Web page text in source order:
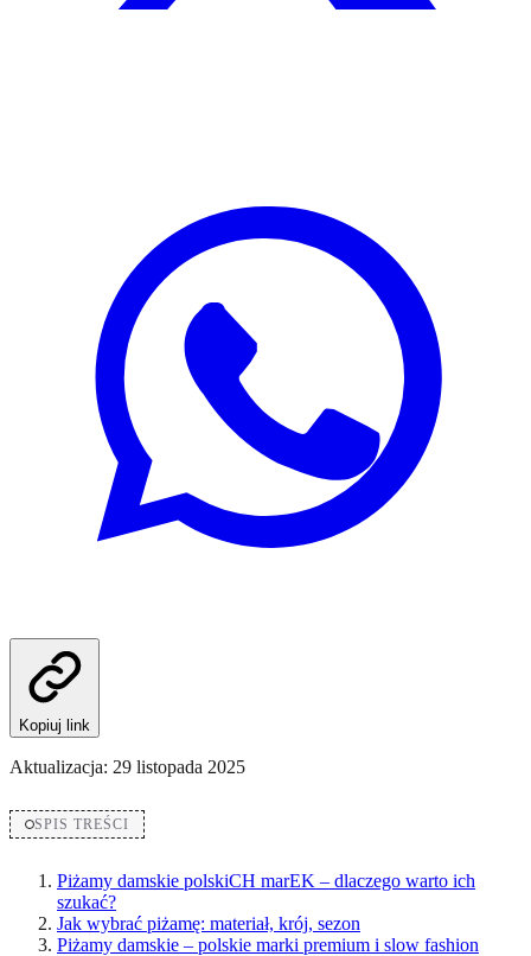
Kopiuj link
Aktualizacja: 29 listopada 2025
SPIS TREŚCI
Piżamy damskie polskiCH marEK – dlaczego warto ich
szukać?
Jak wybrać piżamę: materiał, krój, sezon
Piżamy damskie – polskie marki premium i slow fashion